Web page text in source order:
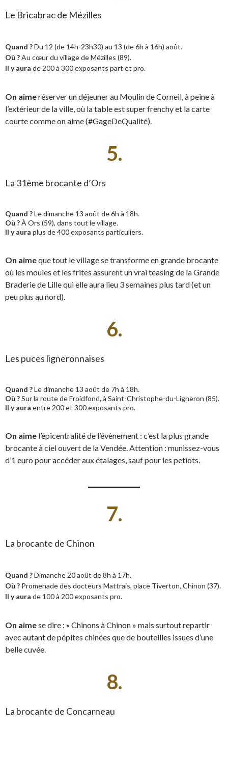
Le Bricabrac de Mézilles
Quand ?Du 12 (de 14h-23h30) au 13 (de 6h à 16h) août.
Où ?Au cœur du village de Mézilles (89).
Il y aura de 200 à 300 exposants part et pro.
On aimeréserver un déjeuner au Moulin de Corneil, à peine à
l’extérieur de la ville, où la table est super frenchy et la carte
courte comme on aime (#GageDeQualité).
5.
La 31ème brocante d’Ors
Quand ?Le dimanche 13 août de 6h à 18h.
Où ?À Ors (59), dans tout le village.
Il y aura plus de 400 exposants particuliers.
On aimeque tout le village se transforme en grande brocante
où les moules et les frites assurent un vrai teasing de la Grande
Braderie de Lille qui elle aura lieu 3 semaines plus tard (et un
peu plus au nord).
6.
Les puces ligneronnaises
Quand ?Le dimanche 13 août de 7h à 18h.
Où ?Sur la route de Froidfond, à Saint-Christophe-du-Ligneron (85).
Il y aura entre 200 et 300 exposants pro.
On aime l’épicentralité de l’évènement : c’est la plus grande
brocante à ciel ouvert de la Vendée. Attention : munissez-vous
d’1 euro pour accéder aux étalages, sauf pour les petiots.
7.
La brocante de Chinon
Quand ?Dimanche 20 août de 8h à 17h.
Où ? Promenade des docteurs Mattrais, place Tiverton, Chinon (37).
Il y aura de 100 à 200 exposants pro.
On aimese dire : « Chinons à Chinon » mais surtout repartir
avec autant de pépites chinées que de bouteilles issues d’une
belle cuvée.
8.
La brocante de Concarneau